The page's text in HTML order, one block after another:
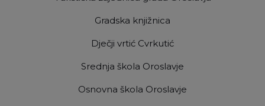
Gradska knjižnica
Dječji vrtić Cvrkutić
Srednja škola Oroslavje
Osnovna škola Oroslavje